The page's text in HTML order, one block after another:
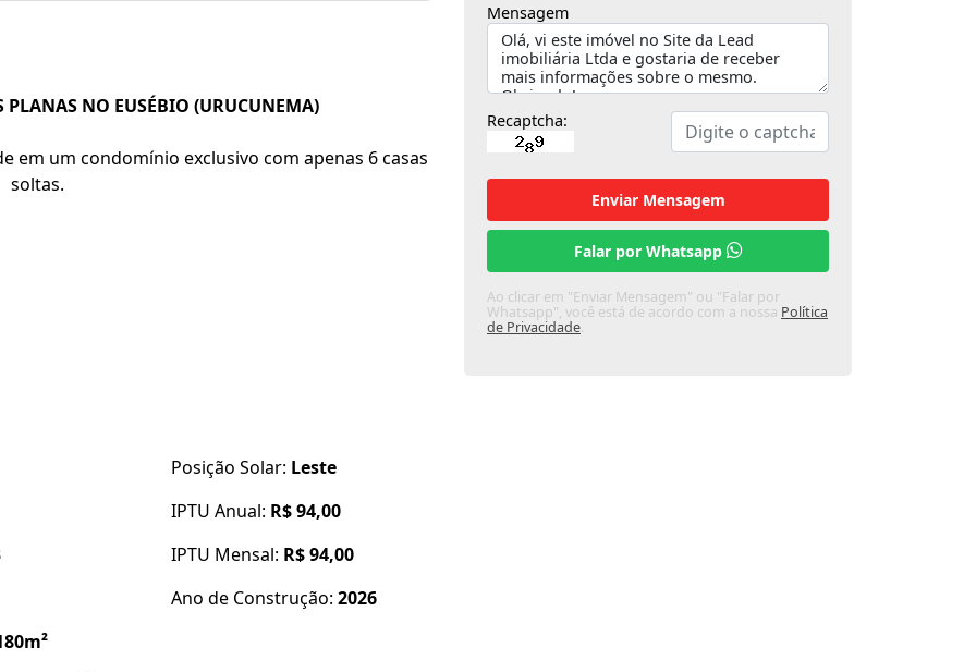
PLANAS NO EUSÉBIO (URUCUNEMA)
em um condomínio exclusivo com apenas 6 casas
soltas.
projetadas para oferecer praticidade,
Posição Solar: Leste
IPTU Anual: R$ 94,00
IPTU Mensal: R$ 94,00
Ano de Construção: 2026
Mensagem
Recaptcha:
Enviar Mensagem
Falar por Whatsapp
Ao clicar em "Enviar Mensagem" ou "Falar por
Whatsapp", você está de acordo com a nossa Política
de Privacidade.